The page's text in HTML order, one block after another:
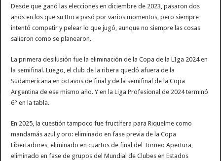
Desde que ganó las elecciones en diciembre de 2023, pasaron dos
años en los que su Boca pasó por varios momentos, pero siempre
intentó competir y pelear lo que jugó, aunque no siempre las cosas
salieron como se planearon.
La primera desilusión fue la eliminación de la Copa de la LIga 2024 en
la semifinal. Luego, el club de la ribera quedó afuera de la
Sudamericana en octavos de final y de la semifinal de la Copa
Argentina de ese mismo año. Y en la Liga Profesional de 2024 terminó
6° en la tabla.
En 2025, la cuestión tampoco fue fructífera para Riquelme como
mandamás azul y oro: eliminado en fase previa de la Copa
Libertadores, eliminado en cuartos de final del Torneo Apertura,
eliminado en fase de grupos del Mundial de Clubes en Estados